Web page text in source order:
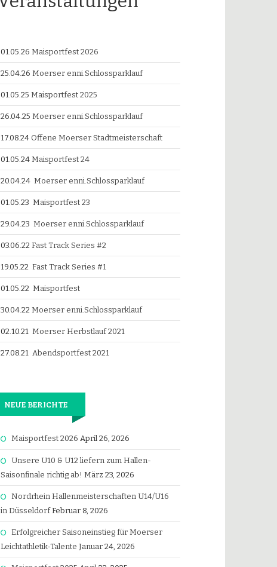
01.05.26Maisportfest 2026
25.04.26Moerser enni.Schlossparklauf
01.05.25Maisportfest 2025
26.04.25Moerser enni.Schlossparklauf
17.08.24 Offene Moerser Stadtmeisterschaft
01.05.24Maisportfest 24
20.04.24Moerser enni.Schlossparklauf
01.05.23Maisportfest 23
29.04.23Moerser enni.Schlossparklauf
03.06.22Fast Track Series #2
19.05.22Fast Track Series #1
01.05.22Maisportfest
30.04.22Moerser enni.Schlossparklauf
02.10.21Moerser Herbstlauf 2021
27.08.21 Abendsportfest 2021
NEUE BERICHTE
Maisportfest 2026 April 26, 2026
Unsere U10 & U12 liefern zum Hallen-
Saisonfinale richtig ab! März 23, 2026
Nordrhein Hallenmeisterschaften U14/U16
in Düsseldorf Februar 8, 2026
Erfolgreicher Saisoneinstieg für Moerser
Leichtathletik-Talente Januar 24, 2026